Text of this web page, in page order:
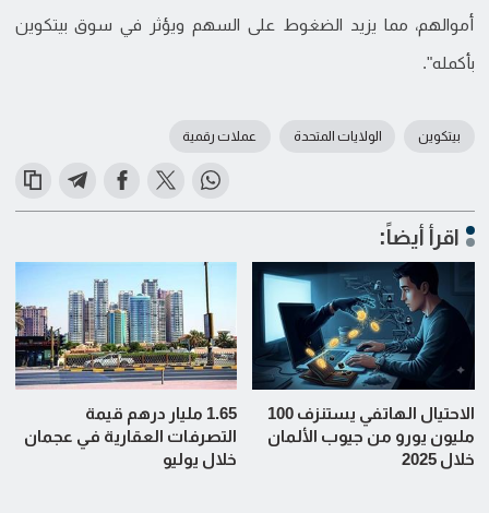
أموالهم، مما يزيد الضغوط على السهم ويؤثر في سوق بيتكوين
بأكمله".
بيتكوين الولايات المتحدة عملات رقمية
اقرأ أيضاً:
الاحتيال الهاتفي يستنزف 100
مليون يورو من جيوب الألمان
خلال 2025
1.65 مليار درهم قيمة
التصرفات العقارية في عجمان
خلال يوليو